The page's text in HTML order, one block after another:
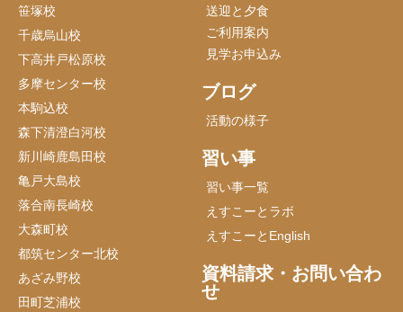
笹塚校
千歳烏山校
下高井戸松原校
多摩センター校
本駒込校
森下清澄白河校
新川崎鹿島田校
亀戸大島校
落合南長崎校
大森町校
都筑センター北校
あざみ野校
田町芝浦校
送迎と夕食
ご利用案内
見学お申込み
ブログ
活動の様子
習い事
習い事一覧
えすこーとラボ
えすこーとEnglish
資料請求・お問い合わ
せ